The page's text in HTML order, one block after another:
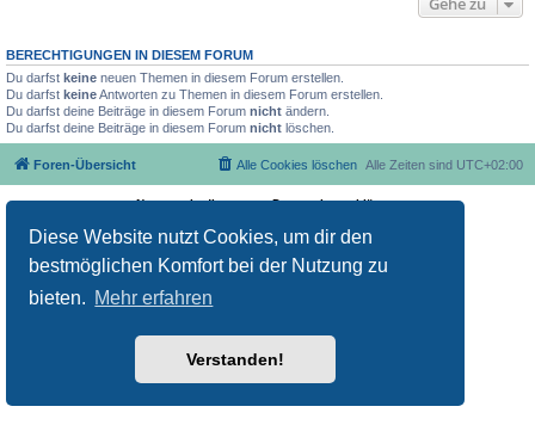
Diese Website nutzt Cookies, um dir den
bestmöglichen Komfort bei der Nutzung zu
bieten. Mehr erfahren
Verstanden!
BERECHTIGUNGEN IN DIESEM FORUM
Du darfst keine neuen Themen in diesem Forum erstellen.
Du darfst keineAntworten zu Themen in diesem Forum erstellen.
Du darfst deine Beiträge in diesem Forum nicht ändern.
Du darfst deine Beiträge in diesem Forum nicht löschen.
Foren-Übersicht Alle Zeiten sind UTC+02:00
Alle Cookies löschen
Nutzungsbedingungen Datenschutzerklärung
Deutsche Übersetzung durchphpBB.de